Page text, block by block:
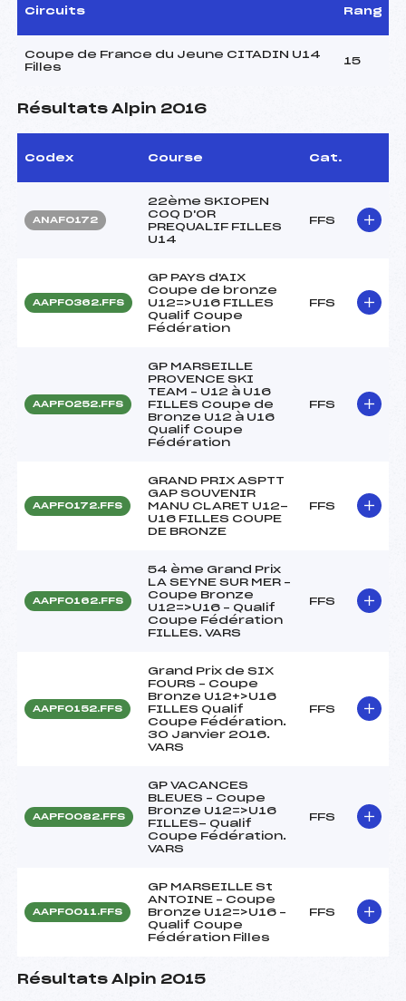
Circuits Rang
Coupe de France du Jeune CITADIN U14
Filles
15
Résultats Alpin 2016
Codex Course Cat.
ANAF0172
22ème SKIOPEN
COQ D'OR
PREQUALIF FILLES
U14
FFS
AAPF0362.FFS
GP PAYS d'AIX
Coupe de bronze
U12=>U16 FILLES
Qualif Coupe
Fédération
FFS
AAPF0252.FFS
GP MARSEILLE
PROVENCE SKI
TEAM – U12 à U16
FILLES Coupe de
Bronze U12 à U16
Qualif Coupe
Fédération
FFS
AAPF0172.FFS
GRAND PRIX ASPTT
GAP SOUVENIR
MANU CLARET U12-
U16 FILLES COUPE
DE BRONZE
FFS
AAPF0162.FFS
54 ème Grand Prix
LA SEYNE SUR MER –
Coupe Bronze
U12=>U16 – Qualif
Coupe Fédération
FILLES. VARS
FFS
AAPF0152.FFS
Grand Prix de SIX
FOURS – Coupe
Bronze U12+>U16
FILLES Qualif
Coupe Fédération.
30 Janvier 2016.
VARS
FFS
AAPF0082.FFS
GP VACANCES
BLEUES – Coupe
Bronze U12=>U16
FILLES- Qualif
Coupe Fédération.
VARS
FFS
AAPF0011.FFS
GP MARSEILLE St
ANTOINE – Coupe
Bronze U12=>U16 –
Qualif Coupe
Fédération Filles
FFS
Résultats Alpin 2015